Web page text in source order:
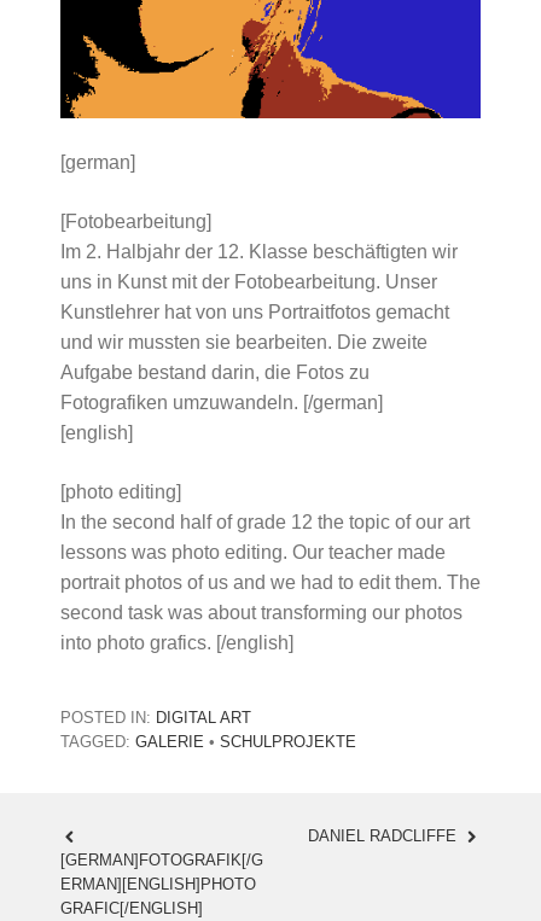
[german]
[Fotobearbeitung]
Im 2. Halbjahr der 12. Klasse beschäftigten wir
uns in Kunst mit der Fotobearbeitung. Unser
Kunstlehrer hat von uns Portraitfotos gemacht
und wir mussten sie bearbeiten. Die zweite
Aufgabe bestand darin, die Fotos zu
Fotografiken umzuwandeln. [/german]
[english]
[photo editing]
In the second half of grade 12 the topic of our art
lessons was photo editing. Our teacher made
portrait photos of us and we had to edit them. The
second task was about transforming our photos
into photo grafics. [/english]
POSTED IN: DIGITAL ART
TAGGED: GALERIE • SCHULPROJEKTE
POST
NAVIGATION
[GERMAN]FOTOGRAFIK[/G
ERMAN][ENGLISH]PHOTO
GRAFIC[/ENGLISH]
DANIEL RADCLIFFE